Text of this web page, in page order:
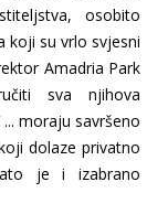
osobito
koji su vrlo svjesni
Amadria Park
sva njihova
moraju savršeno
dolaze privatno
je i izabrano